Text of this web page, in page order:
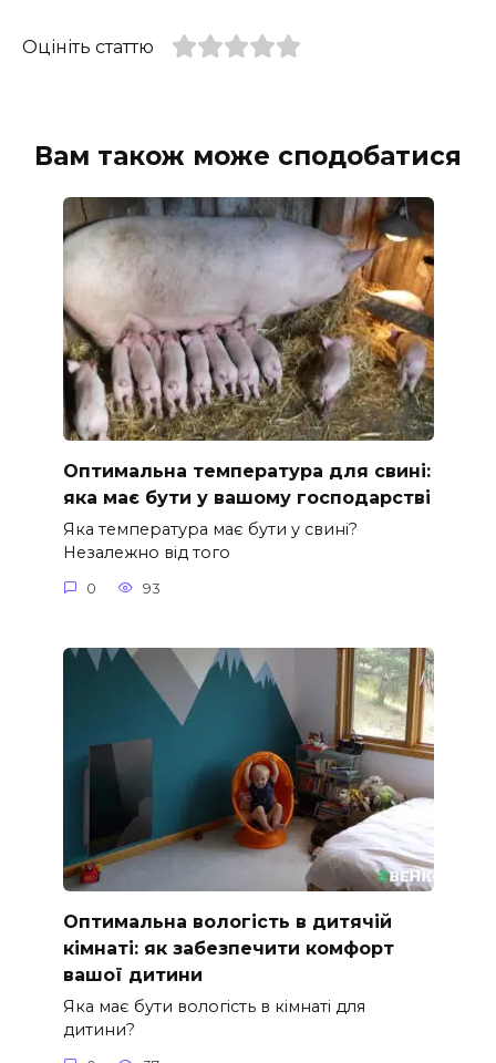
Оцініть статтю
Вам також може сподобатися
Оптимальна температура для свині:
яка має бути у вашому господарстві
Яка температура має бути у свині?
Незалежно від того
0 93
Оптимальна вологість в дитячій
кімнаті: як забезпечити комфорт
вашої дитини
Яка має бути вологість в кімнаті для
дитини?